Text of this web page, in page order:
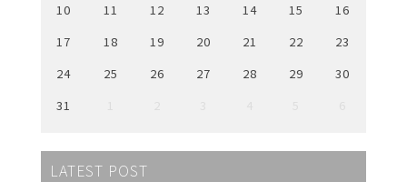
10
11 12 13 14 15
16
17
18 19 20 21 22
23
24
25 26 27 28 29
30
31
LATEST POST